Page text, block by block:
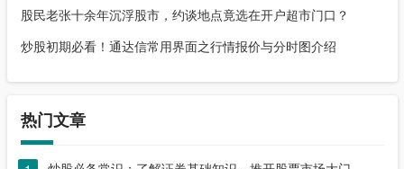
股民老张十余年沉浮股市，约谈地点竟选在开户超市门口？
炒股初期必看！通达信常用界面之行情报价与分时图介绍
热门文章